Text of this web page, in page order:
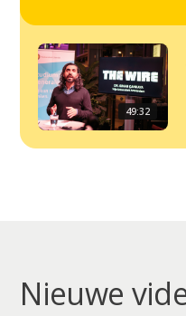
49:32
Nieuwe